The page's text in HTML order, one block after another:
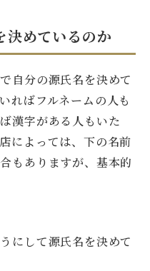
決めているのか
自分の源氏名を決めて
ればフルネームの人も
漢字がある人もいた
によっては、下の名前
もありますが、基本的
にして源氏名を決めて